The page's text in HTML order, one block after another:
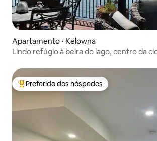
Apartamento ⋅ Kelowna
Lindo refúgio à beira do lago, centro da
Entre os melhores preferidos dos hóspedes
Preferido dos hóspedes